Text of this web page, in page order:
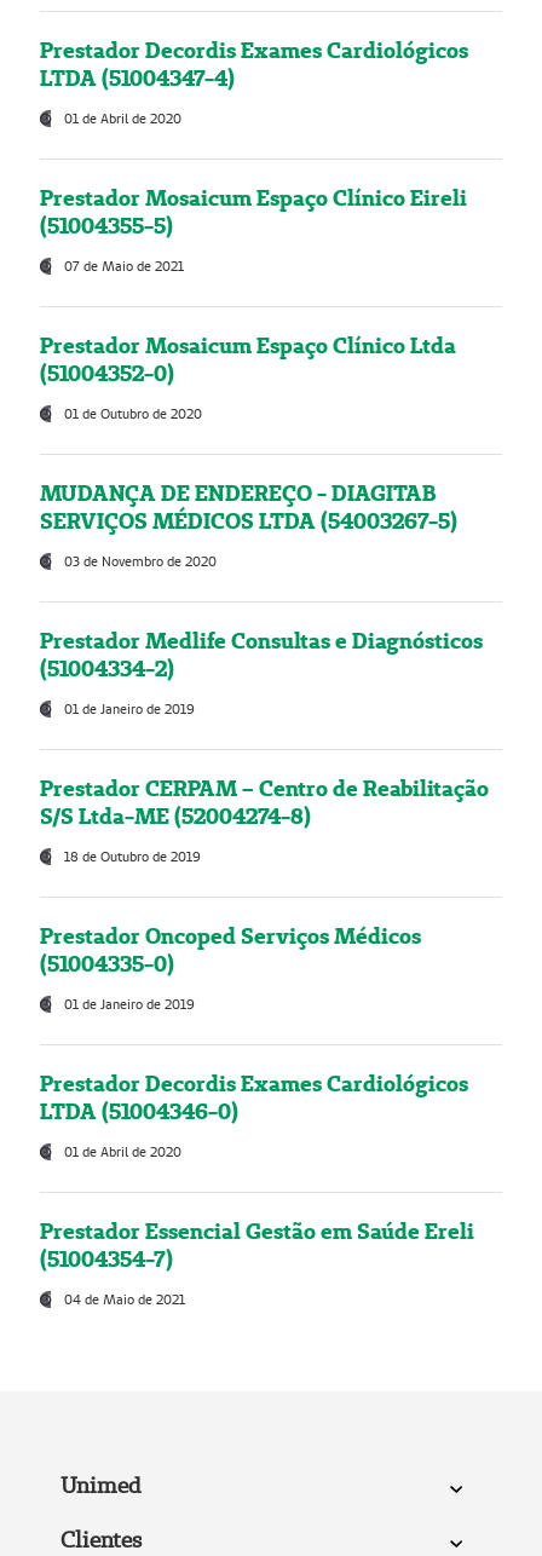
Prestador Decordis Exames Cardiológicos
LTDA (51004347-4)
01 de Abril de 2020
Prestador Mosaicum Espaço Clínico Eireli
(51004355-5)
07 de Maio de 2021
Prestador Mosaicum Espaço Clínico Ltda
(51004352-0)
01 de Outubro de 2020
MUDANÇA DE ENDEREÇO - DIAGITAB
SERVIÇOS MÉDICOS LTDA (54003267-5)
03 de Novembro de 2020
Prestador Medlife Consultas e Diagnósticos
(51004334-2)
01 de Janeiro de 2019
Prestador CERPAM – Centro de Reabilitação
S/S Ltda-ME (52004274-8)
18 de Outubro de 2019
Prestador Oncoped Serviços Médicos
(51004335-0)
01 de Janeiro de 2019
Prestador Decordis Exames Cardiológicos
LTDA (51004346-0)
01 de Abril de 2020
Prestador Essencial Gestão em Saúde Ereli
(51004354-7)
04 de Maio de 2021
Unimed
Clientes